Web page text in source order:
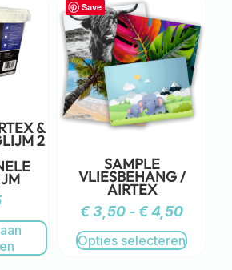
&
2
Save
SAMPLE
VLIESBEHANG /
AIRTEX
€3,50 - €4,50
Opties selecteren